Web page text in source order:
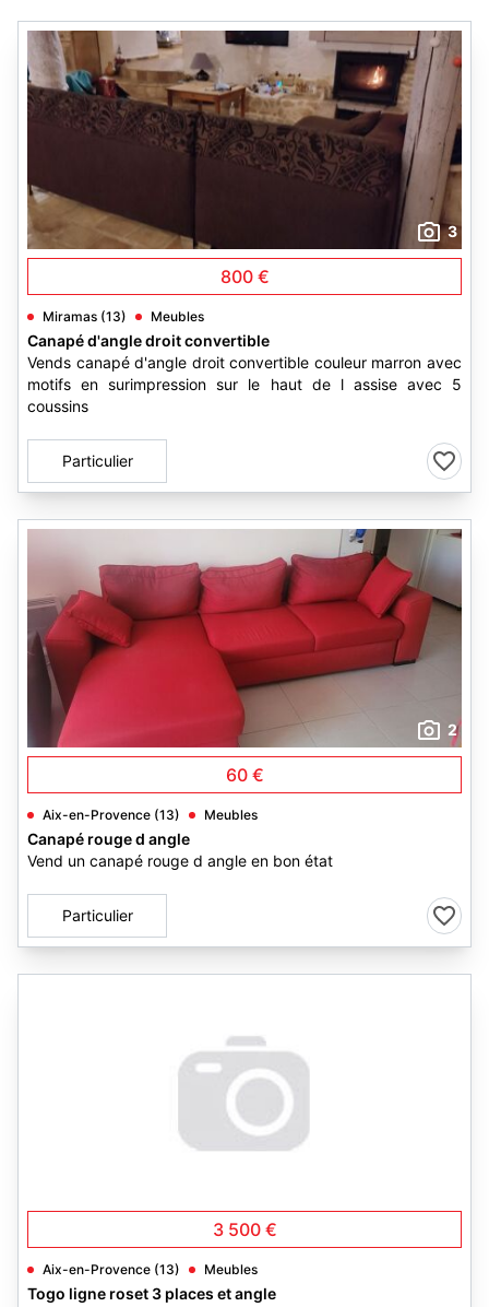
3
800 €
Miramas (13) Meubles
Canapé d'angle droit convertible
Vends canapé d'angle droit convertible couleur marron avec
motifs en surimpression sur le haut de l assise avec 5
coussins
Particulier
2
60 €
Aix-en-Provence (13) Meubles
Canapé rouge d angle
Vend un canapé rouge d angle en bon état
Particulier
3 500 €
Aix-en-Provence (13) Meubles
Togo ligne roset 3 places et angle